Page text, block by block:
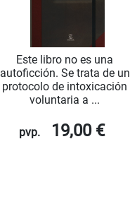
Este libro no es una
autoficción. Se trata de un
protocolo de intoxicación
voluntaria a ...
pvp. 19,00 €